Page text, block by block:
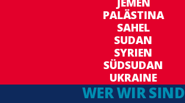
PALÄSTINA
SAHEL
SUDAN
SYRIEN
SÜDSUDAN
UKRAINE
WER WIR SIND